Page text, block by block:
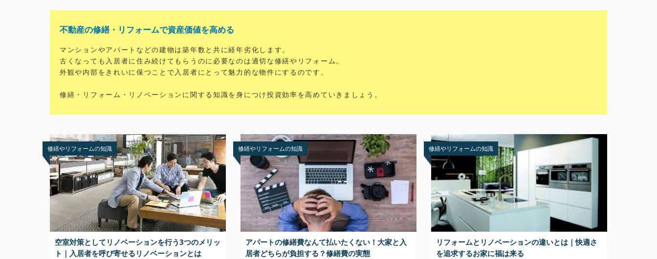
不動産の修繕・リフォームで資産価値を高める
マンションやアパートなどの建物は築年数と共に経年劣化します。
古くなっても入居者に住み続けてもらうのに必要なのは適切な修繕やリフォーム。
外観や内部をきれいに保つことで入居者にとって魅力的な物件にするのです。
修繕・リフォーム・リノベーションに関する知識を身につけ投資効率を高めていきましょう。
修繕やリフォームの知識
空室対策としてリノベーションを行う3つのメリッ
ト｜入居者を呼び寄せるリノベーションとは
修繕やリフォームの知識
アパートの修繕費なんて払いたくない！大家と入
居者どちらが負担する？修繕費の実態
修繕やリフォームの知識
リフォームとリノベーションの違いとは｜快適さ
を追求するお家に福は来る